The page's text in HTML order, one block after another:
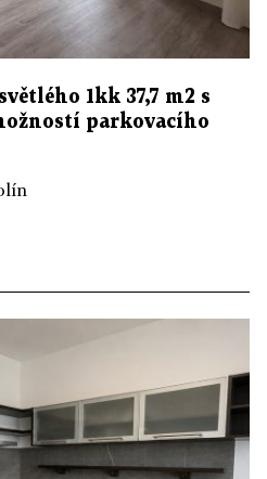
1kk 37,7 m2 s
parkovacího